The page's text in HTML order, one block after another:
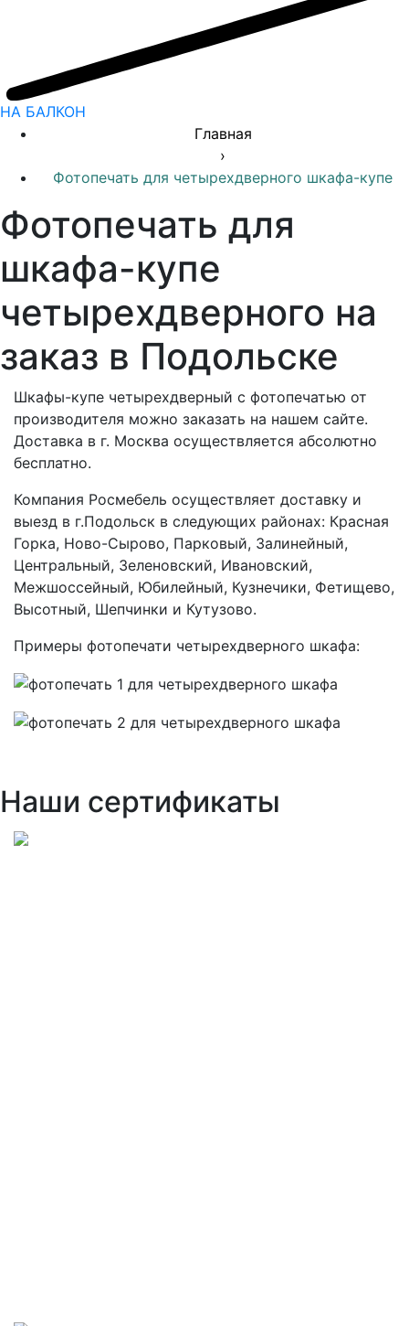
НА БАЛКОН
Главная
›
Фотопечать для четырехдверного шкафа-купе
Фотопечать для
шкафа-купе
четырехдверного на
заказ в Подольске
Шкафы-купе четырехдверный с фотопечатью от
производителя можно заказать на нашем сайте.
Доставка в г. Москва осуществляется абсолютно
бесплатно.
Компания Росмебель осуществляет доставку и
выезд в г.Подольск в следующих районах: Красная
Горка, Ново-Сырово, Парковый, Залинейный,
Центральный, Зеленовский, Ивановский,
Межшоссейный, Юбилейный, Кузнечики, Фетищево,
Высотный, Шепчинки и Кутузово.
Примеры фотопечати четырехдверного шкафа:
Наши сертификаты